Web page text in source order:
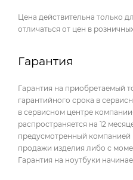
Цена действительна только
отличаться от цен в
Гарантия
Гарантия на приобретаемый
гарантийного срока в
в сервисном центре
распространяется на 12
предусмотренный компанией
продажи изделия либо с
Гарантия на ноутбуки